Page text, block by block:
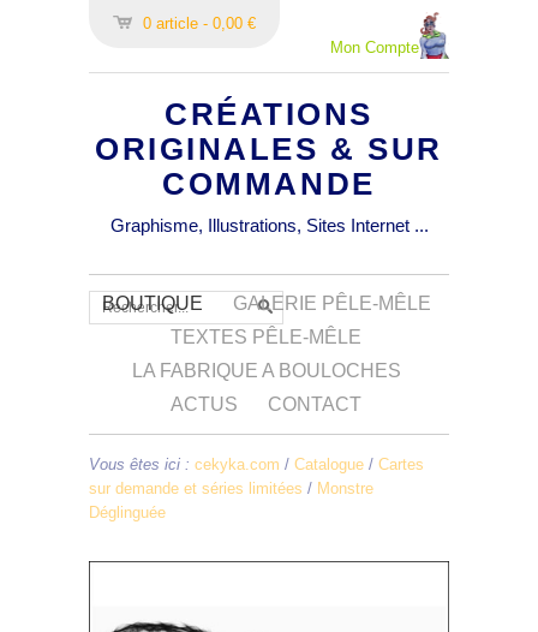
0 article - 0,00 €
Mon Compte
CRÉATIONS
ORIGINALES & SUR
COMMANDE
Graphisme, Illustrations, Sites Internet ...
BOUTIQUE
GALERIE PÊLE-MÊLE
TEXTES PÊLE-MÊLE
LA FABRIQUE A BOULOCHES
ACTUS
CONTACT
Vous êtes ici : cekyka.com / Catalogue / Cartes
sur demande et séries limitées / Monstre
Déglinguée